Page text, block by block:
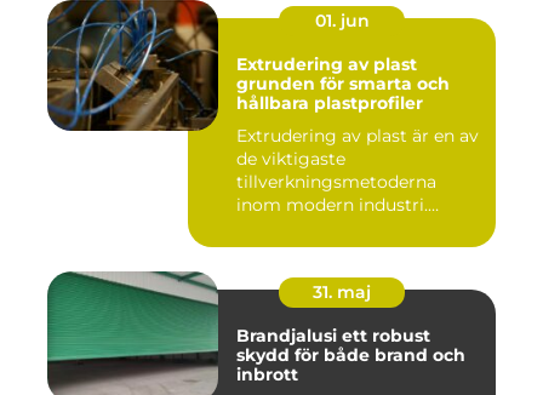
01. jun
Extrudering av plast
grunden för smarta och
hållbara plastprofiler
Extrudering av plast är en av
de viktigaste
tillverkningsmetoderna
inom modern industri.
31. maj
Brandjalusi ett robust
skydd för både brand och
inbrott